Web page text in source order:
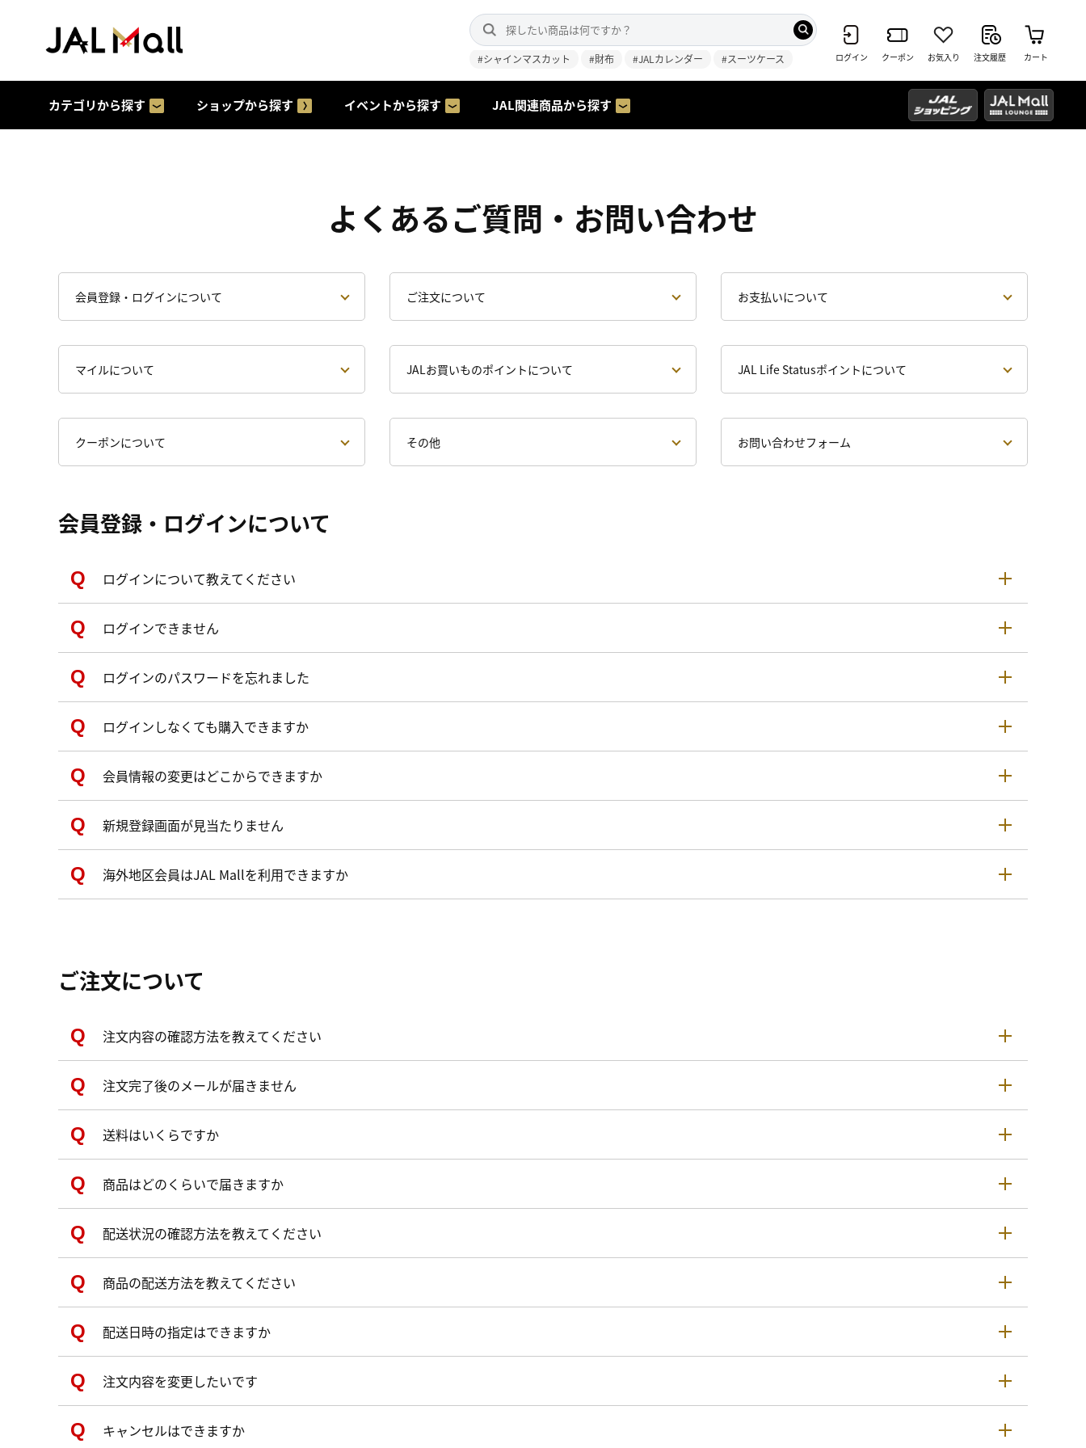
#シャインマスカット #財布 #JALカレンダー #スーツケース ログイン クーポン お気入り 注文履歴 カート
カテゴリから探す ショップから探す イベントから探す JAL関連商品から探す
よくあるご質問・お問い合わせ
会員登録・ログインについて ご注文について お支払いについて
マイルについて JALお買いものポイントについて JAL Life Statusポイントについて
クーポンについて その他 お問い合わせフォーム
会員登録・ログインについて
ログインについて教えてください
ログインできません
ログインのパスワードを忘れました
ログインしなくても購入できますか
会員情報の変更はどこからできますか
新規登録画面が見当たりません
海外地区会員はJAL Mallを利用できますか
ご注文について
注文内容の確認方法を教えてください
注文完了後のメールが届きません
送料はいくらですか
商品はどのくらいで届きますか
配送状況の確認方法を教えてください
商品の配送方法を教えてください
配送日時の指定はできますか
注文内容を変更したいです
キャンセルはできますか